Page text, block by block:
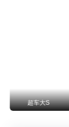
超车大S